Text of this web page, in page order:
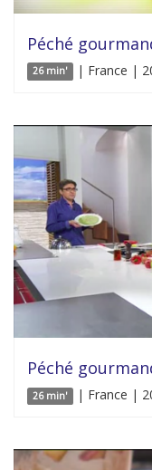
Péché
26 min' | France |
Péché
26 min' | France |